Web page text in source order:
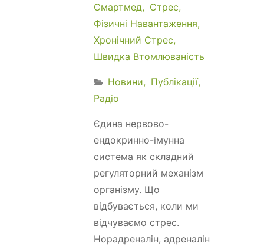
Смартмед
Стрес
Фізичні Навантаження
Хронічний Стрес
Швидка Втомлюваність
Новини
Публікації
Радіо
Єдина нервово-
ендокринно-імунна
система як складний
регуляторний механізм
організму. Що
відбувається, коли ми
відчуваємо стрес.
Норадреналін, адреналін